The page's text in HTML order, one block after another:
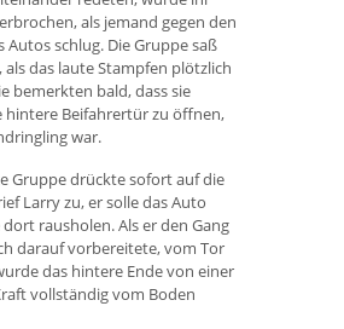
als jemand gegen den
Autos schlug. Die Gruppe saß
als das laute Stampfen plötzlich
bemerkten bald, dass sie
hintere Beifahrertür zu öffnen,
war.
Gruppe drückte sofort auf die
Larry zu, er solle das Auto
rausholen. Als er den Gang
darauf vorbereitete, vom Tor
das hintere Ende von einer
vollständig vom Boden